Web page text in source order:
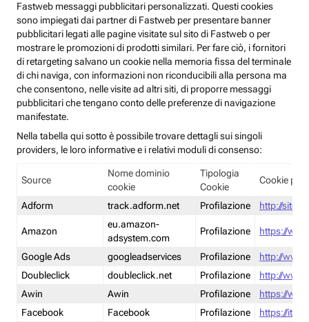
Fastweb messaggi pubblicitari personalizzati. Questi cookies
sono impiegati dai partner di Fastweb per presentare banner
pubblicitari legati alle pagine visitate sul sito di Fastweb o per
mostrare le promozioni di prodotti similari. Per fare ciò, i fornitori
di retargeting salvano un cookie nella memoria fissa del terminale
di chi naviga, con informazioni non riconducibili alla persona ma
che consentono, nelle visite ad altri siti, di proporre messaggi
pubblicitari che tengano conto delle preferenze di navigazione
manifestate.
Nella tabella qui sotto è possibile trovare dettagli sui singoli
providers, le loro informative e i relativi moduli di consenso:
Source
Nome dominio
cookie
Tipologia
Cookie
Cookie
Adform track.adform.net Profilazione http://
Amazon
eu.amazon-
adsystem.com
Profilazione https://
Google Ads googleadservices Profilazione
http://
Doubleclick
doubleclick.net Profilazione
http://
Awin
Awin Profilazione
https://
Facebook
Facebook Profilazione
https://it-